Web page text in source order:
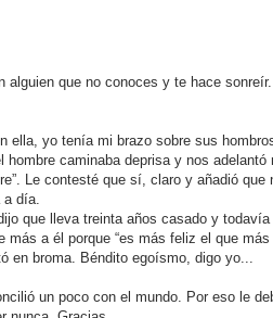
alguien que no conoces y te hace
ella, yo tenía mi brazo sobre sus
hombre caminaba deprisa y nos adelantó
Le contesté que sí, claro y añadió que
día.
que lleva treinta años casado y
más a él porque “es más feliz el que más
en broma. Béndito egoísmo, digo yo...
un poco con el mundo. Por eso le